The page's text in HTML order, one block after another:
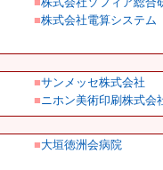
■株式会社電算システム
■サンメッセ株式会社
■ニホン美術印刷株式会
■大垣徳洲会病院